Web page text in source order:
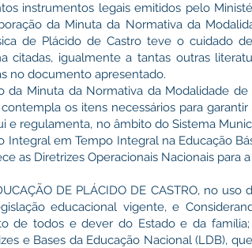
instrumentos legais emitidos pelo
da Minuta da Normativa da
de Plácido de Castro teve o cuidado
citadas, igualmente a tantas outras
no documento apresentado.
Minuta da Normativa da Modalidade
os itens necessários para
e regulamenta, no âmbito do Sistema
Integral em Tempo Integral na Educação
as Diretrizes Operacionais Nacionais para
DE PLÁCIDO DE CASTRO, no
educacional vigente, e
de todos e dever do Estado e da
e Bases da Educação Nacional (LDB),